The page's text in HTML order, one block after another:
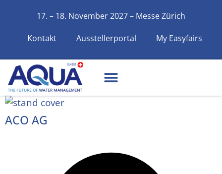
17. – 18. November 2027 – Messe Zürich
Kontakt Ausstellerportal My Easyfairs
ACO AG